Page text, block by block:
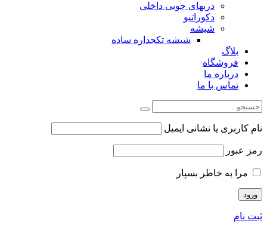
دربهای چوبی داخلی
دکوراتیو
شیشه
شیشه تکجداره ساده
بلاگ
فروشگاه
درباره ما
تماس با ما
نام کاربری یا نشانی ایمیل
رمز عبور
مرا به خاطر بسپار
ثبت نام